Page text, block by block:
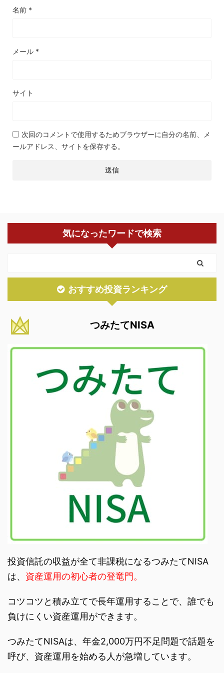
名前 *
メール *
サイト
次回のコメントで使用するためブラウザーに自分の名前、メ
ールアドレス、サイトを保存する。
気になったワードで検索
おすすめ投資ランキング
つみたてNISA
投資信託の収益が全て非課税になるつみたてNISA
は、 資産運用の初心者の登竜門。
コツコツと積み立てで長年運用することで、誰でも
負けにくい資産運用ができます。
つみたてNISAは、年金2,000万円不足問題で話題を
呼び、資産運用を始める人が急増しています。